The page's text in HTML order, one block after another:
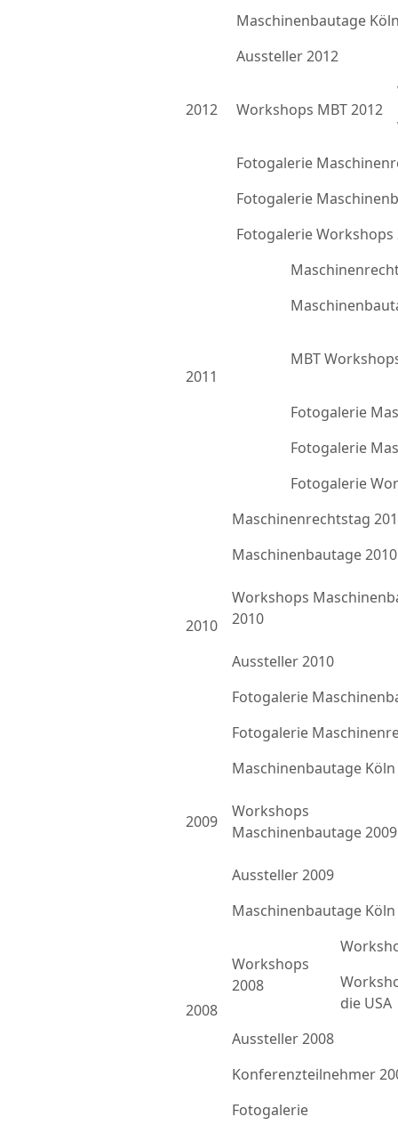
2012
Maschinenbautage
Aussteller 2012
Workshops MBT 2012
Fotogalerie
Fotogalerie
Fotogalerie Workshops
2011
MBT
Fotogalerie
Fotogalerie
Fotogalerie
2010
Maschinenrechtstag
Maschinenbautage 2010
Workshops
2010
Aussteller 2010
Fotogalerie
Fotogalerie
2009
Maschinenbautage Köln
Workshops
Maschinenbautage 2009
Aussteller 2009
2008
Maschinenbautage Köln
Workshops
2008
die USA
Aussteller 2008
Konferenzteilnehmer
Fotogalerie